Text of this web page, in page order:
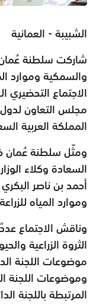
الشبيبة - العمانية
شاركت سلطنة عُمان
والسمكية وموارد
مجلس التعاون
المملكة العربية
ومثّل سلطنة عُمان
السعادة وكلاء
أحمد بن ناصر
وموارد المياه
وناقش الاجتماع
الثروة الزراعية
موضوعات اللجنة
وموضوعات اللجنة
المرتبطة باللجنة